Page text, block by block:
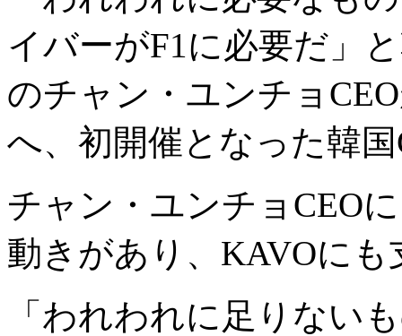
イバーがF1に必要だ」
のチャン・ユンチョ
へ、初開催となった韓
チャン・ユンチョCEO
動きがあり、KAVOに
「われわれに足りない